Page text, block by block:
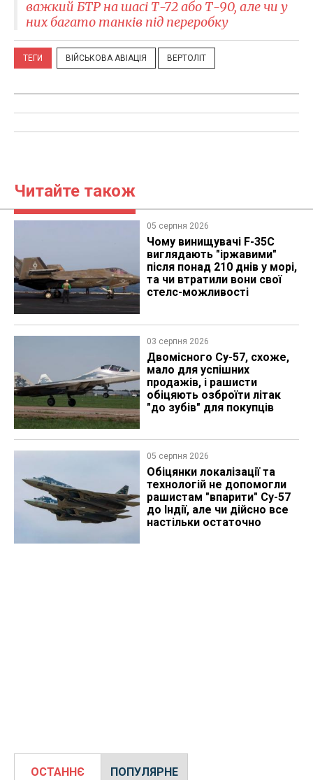
важкий БТР на шасі Т-72 або Т-90, але чи у
них багато танків під переробку
ТЕГИ ВІЙСЬКОВА АВІАЦІЯ ВЕРТОЛІТ
Читайте також
05 серпня 2026
Чому винищувачі F-35C
виглядають "іржавими"
після понад 210 днів у морі,
та чи втратили вони свої
стелс-можливості
03 серпня 2026
Двомісного Су-57, схоже,
мало для успішних
продажів, і рашисти
обіцяють озброїти літак
"до зубів" для покупців
05 серпня 2026
Обіцянки локалізації та
технологій не допомогли
рашистам "впарити" Су-57
до Індії, але чи дійсно все
настільки остаточно
ОСТАННЄ ПОПУЛЯРНЕ